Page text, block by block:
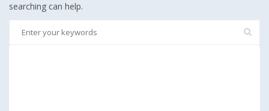
searching can help.